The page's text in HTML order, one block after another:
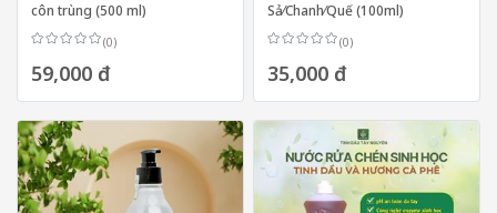
côn trùng (500 ml)
(0)
59,000 đ
Sả⁄Chanh⁄Quế (100ml)
(0)
35,000 đ